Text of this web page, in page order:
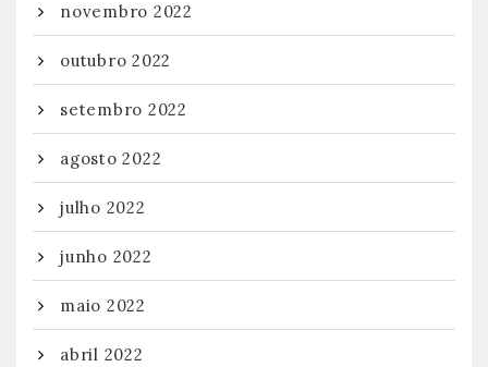
novembro 2022
outubro 2022
setembro 2022
agosto 2022
julho 2022
junho 2022
maio 2022
abril 2022